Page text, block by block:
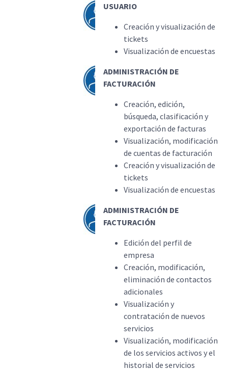
USUARIO
Creación y visualización de
tickets
Visualización de encuestas
ADMINISTRACIÓN DE
FACTURACIÓN
Creación, edición,
búsqueda, clasificación y
exportación de facturas
Visualización, modificación
de cuentas de facturación
Creación y visualización de
tickets
Visualización de encuestas
ADMINISTRACIÓN DE
FACTURACIÓN
Edición del perfil de
empresa
Creación, modificación,
eliminación de contactos
adicionales
Visualización y
contratación de nuevos
servicios
Visualización, modificación
de los servicios activos y el
historial de servicios